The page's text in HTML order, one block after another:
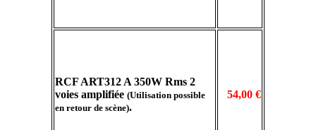
RCF ART312 A 350W Rms 2
voies amplifiée (Utilisation possible
en retour de scène).
54,00 €